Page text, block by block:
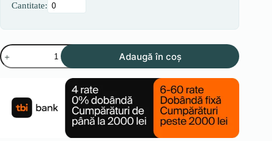
Cantitate:
Cantitate
NAOMI
fără
Adaugă în coș